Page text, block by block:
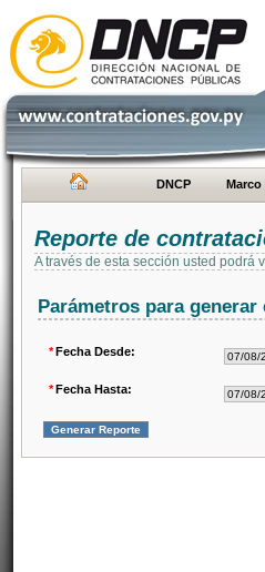
DNCP Marco
Reporte de
A través de esta sección usted podrá
Parámetros para generar
*Fecha Desde:
*Fecha Hasta: